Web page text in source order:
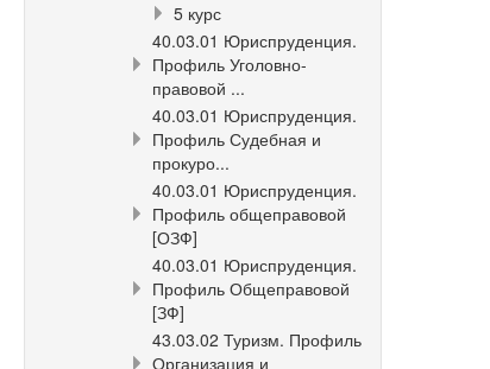
5 курс
40.03.01 Юриспруденция.
Профиль Уголовно-
правовой ...
40.03.01 Юриспруденция.
Профиль Судебная и
прокуро...
40.03.01 Юриспруденция.
Профиль общеправовой
[ОЗФ]
40.03.01 Юриспруденция.
Профиль Общеправовой
[ЗФ]
43.03.02 Туризм. Профиль
Организация и